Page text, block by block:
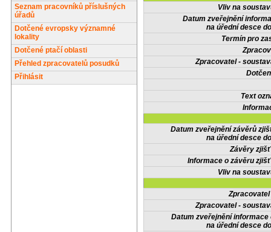
Seznam pracovníků příslušných
úřadů
Dotčené evropsky významné
lokality
Dotčené ptačí oblasti
Přehled zpracovatelů posudků
Přihlásit
Vliv na
Datum zveřejnění
na úřední desce
Termín pro
Zpracovatel -
Text
Datum zveřejnění závěrů
na úřední desce
Závěry
Informace o závěru
Vliv na
Zpracovatel -
Datum zveřejnění informace
na úřední desce